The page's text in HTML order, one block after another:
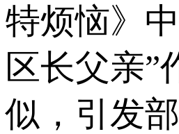
特烦恼》
区长父亲”
似，引发